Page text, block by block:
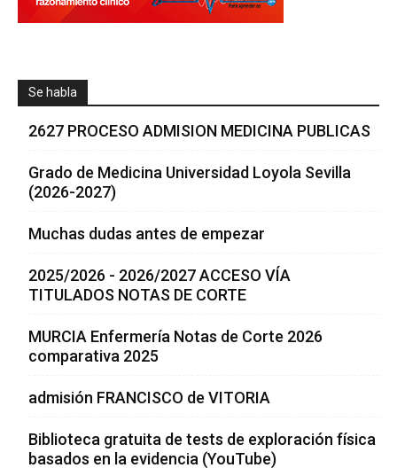
Se habla
2627 PROCESO ADMISION MEDICINA PUBLICAS
Grado de Medicina Universidad Loyola Sevilla
(2026-2027)
Muchas dudas antes de empezar
2025/2026 - 2026/2027 ACCESO VÍA
TITULADOS NOTAS DE CORTE
MURCIA Enfermería Notas de Corte 2026
comparativa 2025
admisión FRANCISCO de VITORIA
Biblioteca gratuita de tests de exploración física
basados en la evidencia (YouTube)